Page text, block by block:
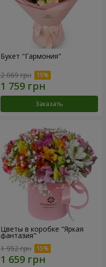
Букет "Гармония"
2 069 грн
Заказать
Цветы в коробке "Яркая
фантазия"
1 952 грн